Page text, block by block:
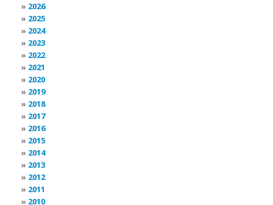
2026
2025
2024
2023
2022
2021
2020
2019
2018
2017
2016
2015
2014
2013
2012
2011
2010